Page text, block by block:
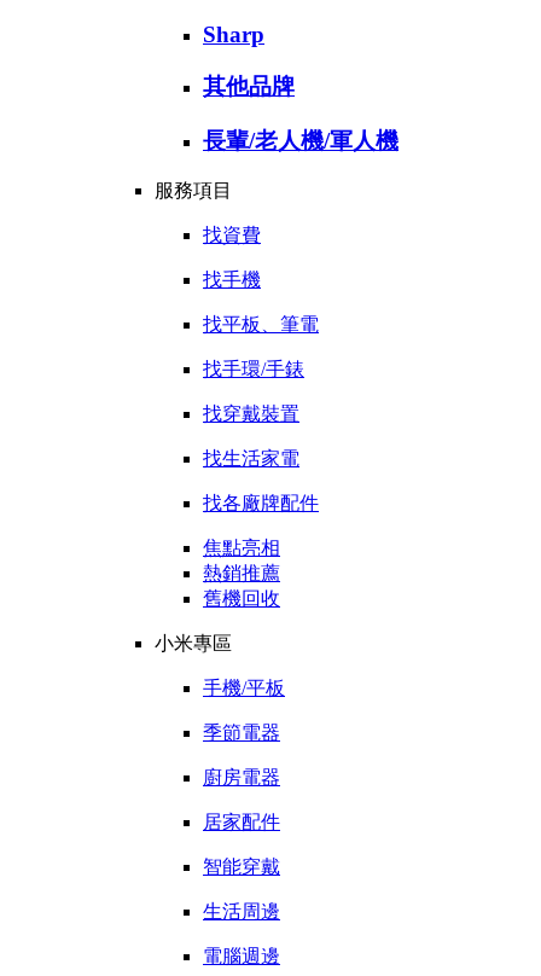
Sharp
其他品牌
長輩/老人機/軍人機
服務項目
找資費
找手機
找平板、筆電
找手環/手錶
找穿戴裝置
找生活家電
找各廠牌配件
焦點亮相
熱銷推薦
舊機回收
小米專區
手機/平板
季節電器
廚房電器
居家配件
智能穿戴
生活周邊
電腦週邊